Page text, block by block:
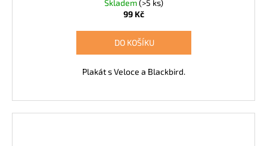
Skladem(>5 ks)
99 Kč
DO KOŠÍKU
Plakát s Veloce a Blackbird.